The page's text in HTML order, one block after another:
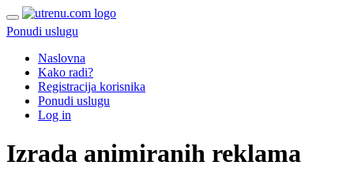
Ponudi uslugu
Naslovna
Kako radi?
Registracija korisnika
Ponudi uslugu
Log in
Izrada animiranih reklama